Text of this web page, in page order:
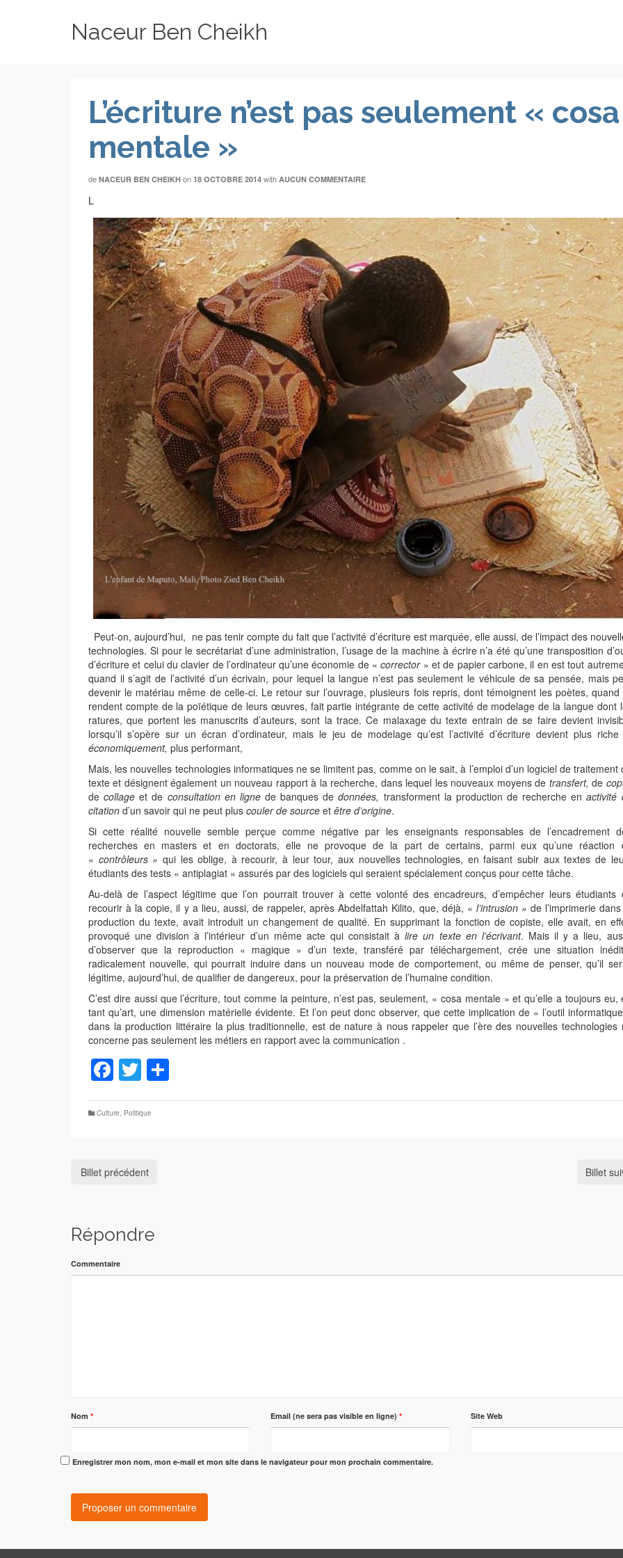
Naceur Ben Cheikh
L’écriture n’est pas seulement « cosa
mentale »
de NACEUR BEN CHEIKH on 18 OCTOBRE 2014 with AUCUN COMMENTAIRE
L
Peut-on, aujourd’hui, ne pas tenir compte du fait que l’activité d’écriture est marquée, elle aussi, de l’impact des
technologies. Si pour le secrétariat d’une administration, l’usage de la machine à écrire n’a été qu’une transposition
d’écriture et celui du clavier de l’ordinateur qu’une économie de «corrector» et de papier carbone, il en est tout
quand il s’agit de l’activité d’un écrivain, pour lequel la langue n’est pas seulement le véhicule de sa pensée, mais
devenir le matériau même de celle-ci. Le retour sur l’ouvrage, plusieurs fois repris, dont témoignent les poètes, quand
rendent compte de la poïétique de leurs œuvres, fait partie intégrante de cette activité de modelage de la langue dont
ratures, que portent les manuscrits d’auteurs, sont la trace. Ce malaxage du texte entrain de se faire devient
lorsqu’il s’opère sur un écran d’ordinateur, mais le jeu de modelage qu’est l’activité d’écriture devient plus riche
économiquement, plus performant,
Mais, les nouvelles technologies informatiques ne se limitent pas, comme on le sait, à l’emploi d’un logiciel de traitement
texte et désignent également un nouveau rapport à la recherche, dans lequel les nouveaux moyens de transfert, de
decollage et de consultation en lignede banques dedonnées, transforment la production de recherche enactivité
citation d’un savoir qui ne peut plus couler de source et être d’origine.
Si cette réalité nouvelle semble perçue comme négative par les enseignants responsables de l’encadrement
recherches en masters et en doctorats, elle ne provoque de la part de certains, parmi eux qu’une réaction
« contrôleurs » qui les oblige, à recourir, à leur tour, aux nouvelles technologies, en faisant subir aux textes de
étudiants des tests « antiplagiat » assurés par des logiciels qui seraient spécialement conçus pour cette tâche.
Au-delà de l’aspect légitime que l’on pourrait trouver à cette volonté des encadreurs, d’empêcher leurs étudiants
recourir à la copie, il y a lieu, aussi, de rappeler, après Abdelfattah Kilito, que, déjà, « l’intrusion »de l’imprimerie
production du texte, avait introduit un changement de qualité. En supprimant la fonction de copiste, elle avait, en
provoqué une division à l’intérieur d’un même acte qui consistait àlire un texte en l’écrivant. Mais il y a lieu,
d’observer que la reproduction « magique » d’un texte, transféré par téléchargement, crée une situation
radicalement nouvelle, qui pourrait induire dans un nouveau mode de comportement, ou même de penser, qu’il
légitime, aujourd’hui, de qualifier de dangereux, pour la préservation de l’humaine condition.
C’est dire aussi que l’écriture, tout comme la peinture, n’est pas, seulement, « cosa mentale » et qu’elle a toujours eu,
tant qu’art, une dimension matérielle évidente. Et l’on peut donc observer, que cette implication de « l’outil
dans la production littéraire la plus traditionnelle, est de nature à nous rappeler que l’ère des nouvelles technologies
concerne pas seulement les métiers en rapport avec la communication .
Facebook
Twitter
Culture, Politique
Billet précédent Billet
Répondre
Commentaire
Nom * Email (ne sera pas visible en ligne)* Site Web
Enregistrer mon nom, mon e-mail et mon site dans le navigateur pour mon prochain commentaire.